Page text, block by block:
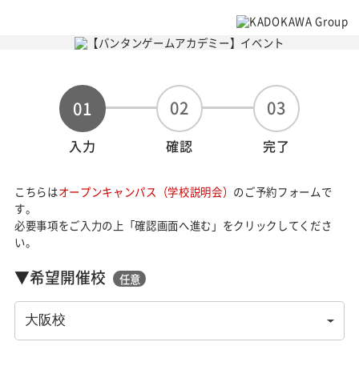
01
入力
02
確認
03
完了
こちらはオープンキャンパス（学校説明会） のご予約フォームで
す。
必要事項をご入力の上「確認画面へ進む」をクリックしてくださ
い。
▼希望開催校 任意